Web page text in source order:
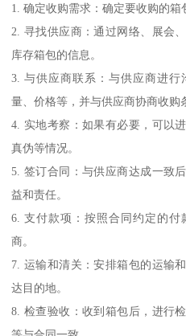
1. 确定收购需求：确定要收购的箱
2. 寻找供应商：通过网络、展会
库存箱包的信息。
3. 与供应商联系：与供应商进
量、价格等，并与供应商协商收购
4. 实地考察：如果有必要，可以
真伪等情况。
5. 签订合同：与供应商达成一致
益和责任。
6. 支付款项：按照合同约定的
商。
7. 运输和清关：安排箱包的运输
达目的地。
8. 检查验收：收到箱包后，进行